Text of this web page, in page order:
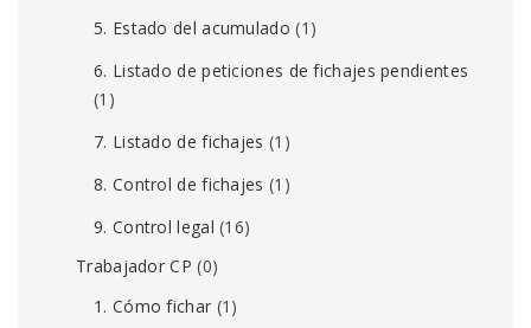
5. Estado del acumulado (1)
6. Listado de peticiones de fichajes pendientes
(1)
7. Listado de fichajes (1)
8. Control de fichajes (1)
9. Control legal (16)
Trabajador CP (0)
1. Cómo fichar (1)